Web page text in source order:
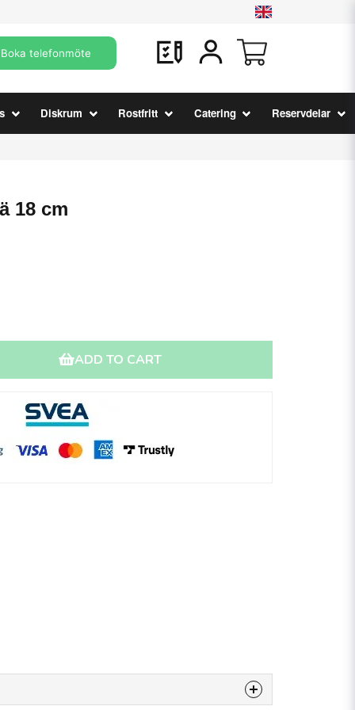
Boka telefonmöte
Diskrum Rostfritt Catering Reservdelar
18 cm
ADD TO CART